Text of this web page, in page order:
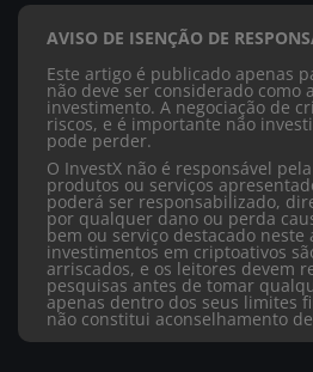
AVISO DE ISENÇÃO DE
Este artigo é publicado apenas
não deve ser considerado como
investimento. A negociação de
riscos, e é importante não
pode perder.
O InvestX não é responsável
produtos ou serviços
poderá ser responsabilizado,
por qualquer dano ou perda
bem ou serviço destacado neste
investimentos em criptoativos
arriscados, e os leitores devem
pesquisas antes de tomar
apenas dentro dos seus limites
não constitui aconselhamento